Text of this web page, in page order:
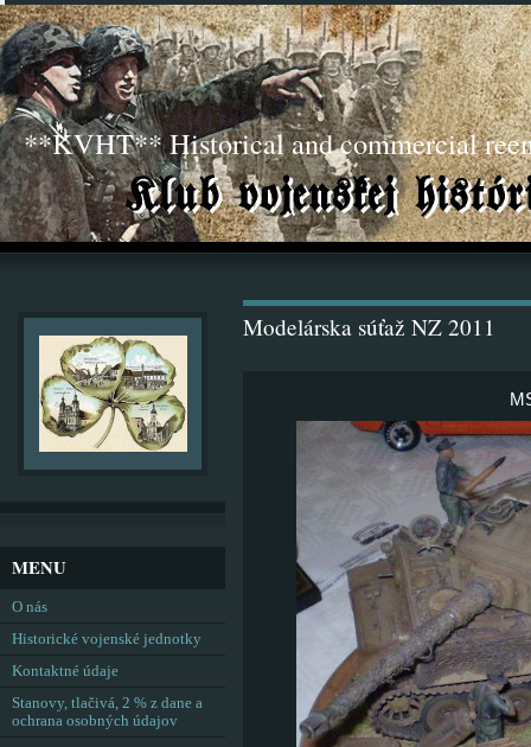
**KVHT** Historical and commercial
Modelárska súťaž NZ 2011
MENU
O nás
Historické vojenské jednotky
Kontaktné údaje
Stanovy, tlačivá, 2 % z dane a
ochrana osobných údajov